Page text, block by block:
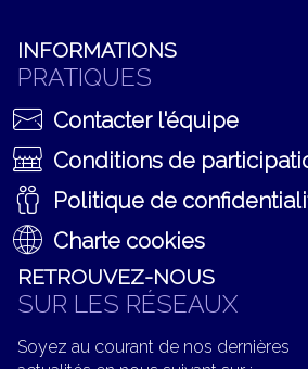
INFORMATIONS
PRATIQUES
Contacter l'équipe
Conditions de
Politique de
Charte cookies
RETROUVEZ-NOUS
SUR LES RÉSEAUX
Soyez au courant de nos dernières